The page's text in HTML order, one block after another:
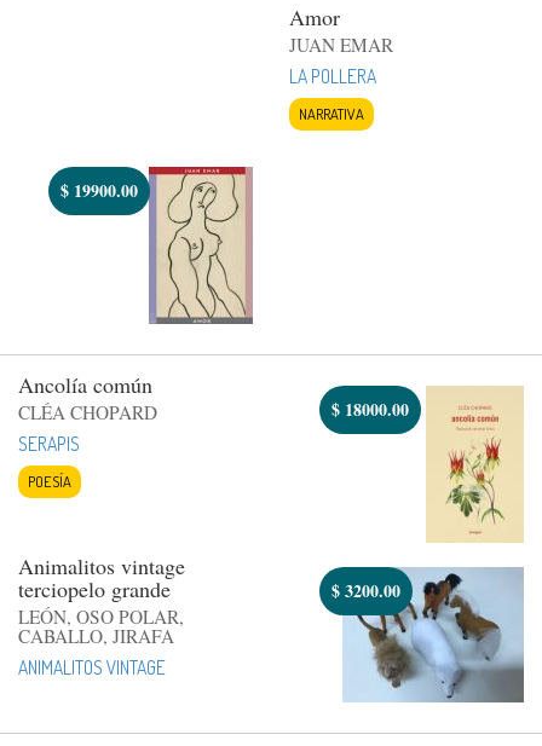
Amor
JUAN EMAR
LA POLLERA
NARRATIVA
$ 19900.00
Ancolía común
CLÉA CHOPARD
SERAPIS
POESÍA
$ 18000.00
Animalitos vintage
terciopelo grande
LEÓN, OSO POLAR,
CABALLO, JIRAFA
ANIMALITOS VINTAGE
$3200.00